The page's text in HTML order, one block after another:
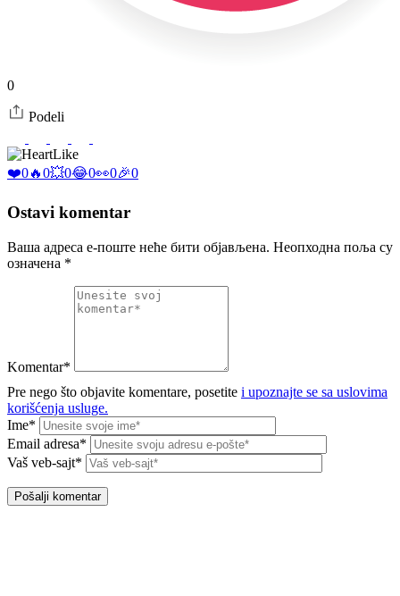
0
Podeli
Like
❤️0🔥0💥0😂0👀0🎉0
Ostavi komentar
Ваша адреса е-поште неће бити објављена. Неопходна поља су
означена *
Komentar*
Pre nego što objavite komentare, posetite i upoznajte se sa uslovima
korišćenja usluge.
Ime*
Email adresa*
Vaš veb-sajt*